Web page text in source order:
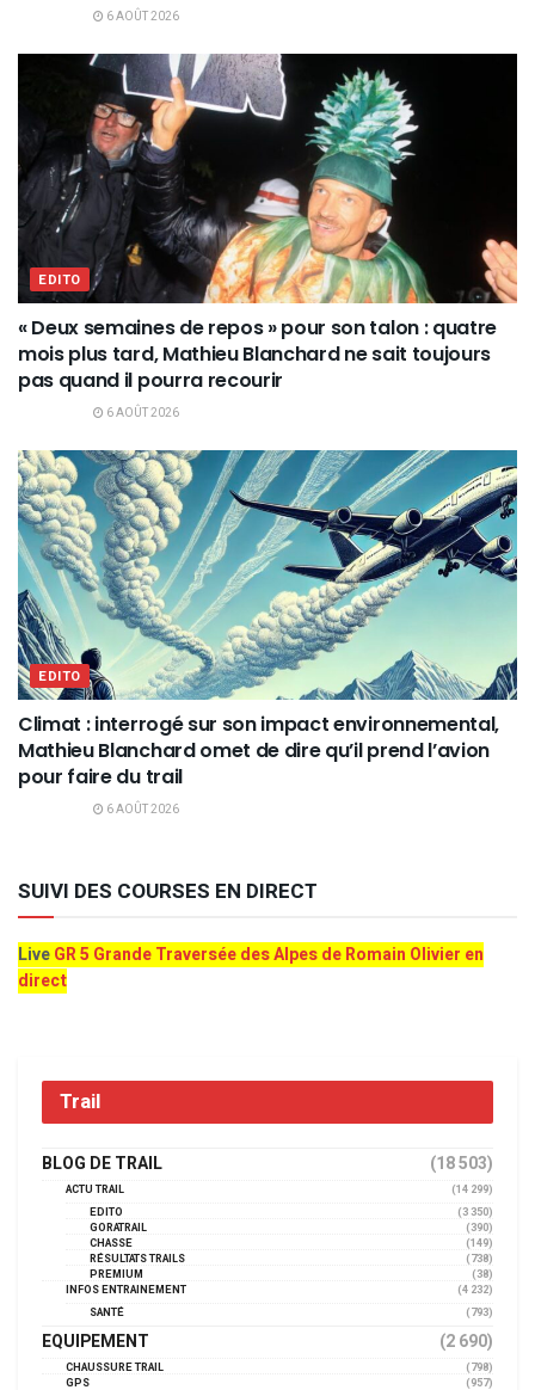
6 AOÛT 2026
EDITO
« Deux semaines de repos » pour son talon : quatre
mois plus tard, Mathieu Blanchard ne sait toujours
pas quand il pourra recourir
6 AOÛT 2026
EDITO
Climat : interrogé sur son impact environnemental,
Mathieu Blanchard omet de dire qu’il prend l’avion
pour faire du trail
6 AOÛT 2026
SUIVI DES COURSES EN DIRECT
LiveGR 5 Grande Traversée des Alpes de Romain Olivier en
direct
Trail
BLOG DE TRAIL (18 503)
ACTU TRAIL
(14 299)
EDITO
(3 350)
GORATRAIL
(390)
CHASSE
(149)
RÉSULTATS TRAILS
(738)
PREMIUM
(38)
INFOS ENTRAINEMENT
(4 232)
SANTÉ
(793)
EQUIPEMENT (2 690)
CHAUSSURE TRAIL
(798)
GPS
(957)